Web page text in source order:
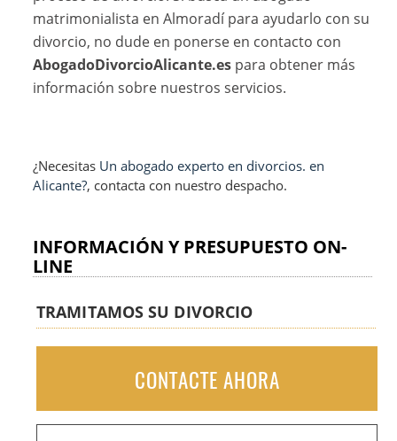
matrimonialista en Almoradí para ayudarlo con su
divorcio, no dude en ponerse en contacto con
AbogadoDivorcioAlicante.es para obtener más
información sobre nuestros servicios.
¿Necesitas Un abogado experto en divorcios. en
Alicante?, contacta con nuestro despacho.
INFORMACIÓN Y PRESUPUESTO ON-
LINE
TRAMITAMOS SU DIVORCIO
CONTACTE AHORA